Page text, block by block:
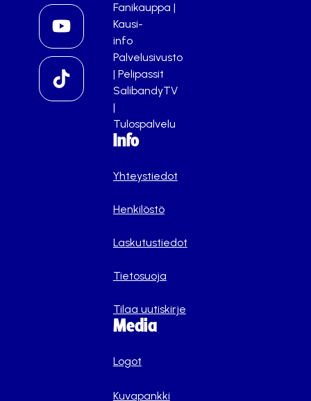
Fanikauppa |
Kausi-
info
Palvelusivusto
| Pelipassit
SalibandyTV
|
Tulospalvelu
Info
Yhteystiedot
Henkilöstö
Laskutustiedot
Tietosuoja
Tilaa uutiskirje
Media
Logot
Kuvapankki